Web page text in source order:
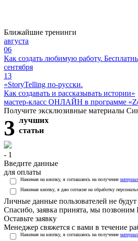
Ближайшие тренинги
августа
06
Как создать любимую работу.
сентября
13
«StoryTelling по-русски.
Как создавать и рассказывать истории»
мастер-класс ОНЛАЙН в программе
Получите эксклюзивные материалы
3 лучших
статьи
- 1
Введите данные
для оплаты
Нажимая на кнопку, я соглашаюсь на получение
Нажимая кнопку, я даю согласие на обработку
Личные данные пользователей не
Спасибо, заявка принята, мы
Оставьте заявку
Менеджер свяжется с вами в течение
Нажимая на кнопку, я соглашаюсь на получение